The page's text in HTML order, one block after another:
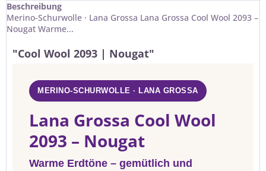
Beschreibung
Merino-Schurwolle · Lana Grossa Lana Grossa Cool Wool 2093 –
Nougat Warme...
"Cool Wool 2093 | Nougat"
MERINO-SCHURWOLLE · LANA GROSSA
Lana Grossa Cool Wool
2093 – Nougat
Warme Erdtöne – gemütlich und